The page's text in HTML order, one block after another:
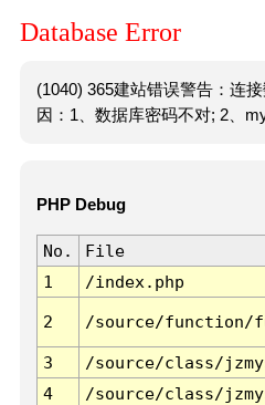
Database Error
(1040) 365建站错误警告：连
因：1、数据库密码不对; 2、
PHP Debug
No. File
1
/index.php
2 /source/function/
3 /source/class/
4
/source/class/